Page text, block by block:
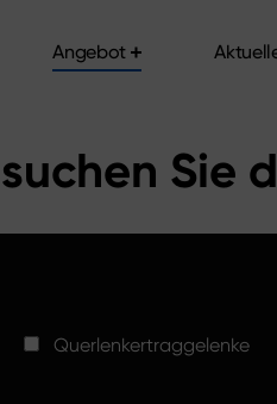
Angebot
Sie
Querlenkertraggelenke